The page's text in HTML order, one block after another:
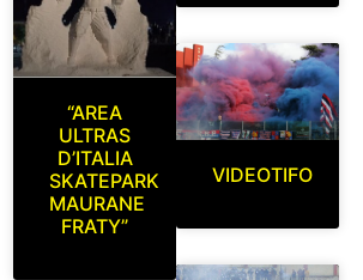
“AREA
ULTRAS
D’ITALIA
SKATEPARK
MAURANE
FRATY”
VIDEOTIFO